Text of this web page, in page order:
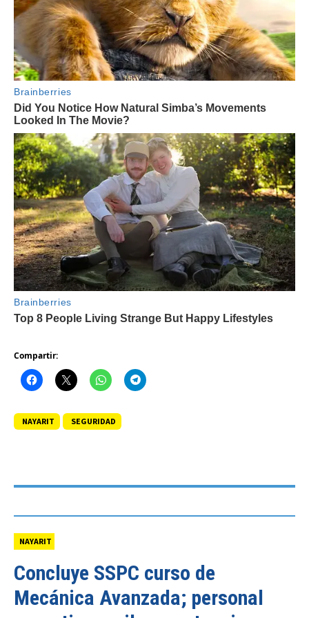
Compartir:
NAYARIT SEGURIDAD
NAYARIT
Concluye SSPC curso de
Mecánica Avanzada; personal